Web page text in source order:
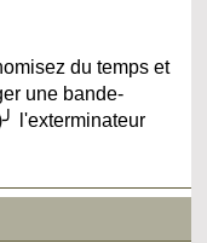
du temps et
une bande-
l'exterminateur